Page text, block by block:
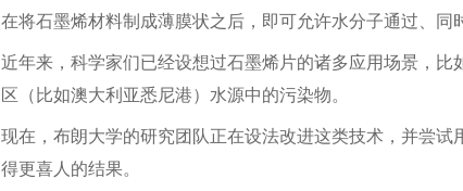
在将石墨烯材料制成薄膜状之后，即可允许水分子通过、同
近年来，科学家们已经设想过石墨烯片的诸多应用场景，
区（比如澳大利亚悉尼港）水源中的污染物。
现在，布朗大学的研究团队正在设法改进这类技术，并尝
得更喜人的结果。